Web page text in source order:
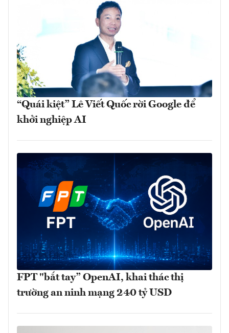
“Quái kiệt” Lê Viết Quốc rời Google để
khởi nghiệp AI
FPT "bắt tay” OpenAI, khai thác thị
trường an ninh mạng 240 tỷ USD